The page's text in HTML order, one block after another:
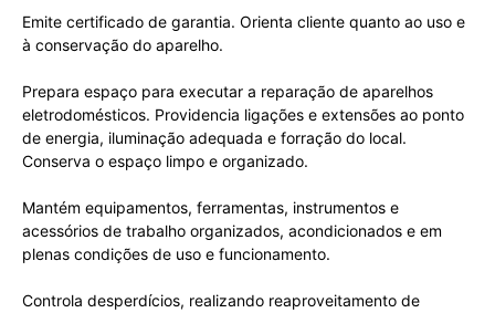
Emite certificado de garantia. Orienta cliente quanto ao uso e
à conservação do aparelho.
Prepara espaço para executar a reparação de aparelhos
eletrodomésticos. Providencia ligações e extensões ao ponto
de energia, iluminação adequada e forração do local.
Conserva o espaço limpo e organizado.
Mantém equipamentos, ferramentas, instrumentos e
acessórios de trabalho organizados, acondicionados e em
plenas condições de uso e funcionamento.
Controla desperdícios, realizando reaproveitamento de